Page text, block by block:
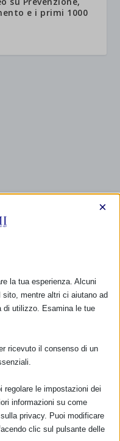
e i primi 1000
×
la tua esperienza. Alcuni
mentre altri ci aiutano ad
di utilizzo. Esamina le tue
ricevuto il consenso di un
regolare le impostazioni dei
informazioni su come
privacy. Puoi modificare
clic sul pulsante delle